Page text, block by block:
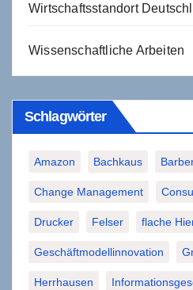
Wirtschaftsstandort
Wissenschaftliche Arbeiten
Schlagwörter
Amazon Bachkaus
Change Management
Drucker Felser flache
Geschäftmodellinnovation
Herrhausen